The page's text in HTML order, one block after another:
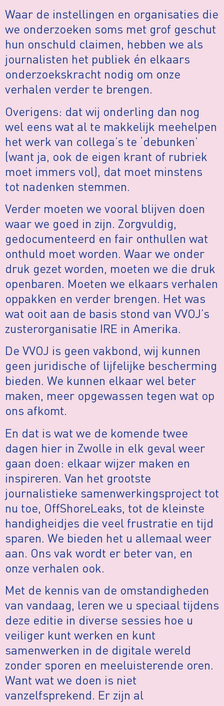
Waar de instellingen en organisaties die
we onderzoeken soms met grof geschut
hun onschuld claimen, hebben we als
journalisten het publiek én elkaars
onderzoekskracht nodig om onze
verhalen verder te brengen.
Overigens: dat wij onderling dan nog
wel eens wat al te makkelijk meehelpen
het werk van collega’s te ‘debunken’
(want ja, ook de eigen krant of rubriek
moet immers vol), dat moet minstens
tot nadenken stemmen.
Verder moeten we vooral blijven doen
waar we goed in zijn. Zorgvuldig,
gedocumenteerd en fair onthullen wat
onthuld moet worden. Waar we onder
druk gezet worden, moeten we die druk
openbaren. Moeten we elkaars verhalen
oppakken en verder brengen. Het was
wat ooit aan de basis stond van VVOJ’s
zusterorganisatie IRE in Amerika.
De VVOJ is geen vakbond, wij kunnen
geen juridische of lijfelijke bescherming
bieden. We kunnen elkaar wel beter
maken, meer opgewassen tegen wat op
ons afkomt.
En dat is wat we de komende twee
dagen hier in Zwolle in elk geval weer
gaan doen: elkaar wijzer maken en
inspireren. Van het grootste
journalistieke samenwerkingsproject tot
nu toe, OffShoreLeaks, tot de kleinste
handigheidjes die veel frustratie en tijd
sparen. We bieden het u allemaal weer
aan. Ons vak wordt er beter van, en
onze verhalen ook.
Met de kennis van de omstandigheden
van vandaag, leren we u speciaal tijdens
deze editie in diverse sessies hoe u
veiliger kunt werken en kunt
samenwerken in de digitale wereld
zonder sporen en meeluisterende oren.
Want wat we doen is niet
vanzelfsprekend. Er zijn al